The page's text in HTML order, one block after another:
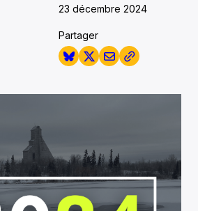
23 décembre 2024
Partager